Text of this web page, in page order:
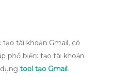
tạo tài khoản Gmail, có
phổ biến: tạo tài khoản
tool tạo Gmail.